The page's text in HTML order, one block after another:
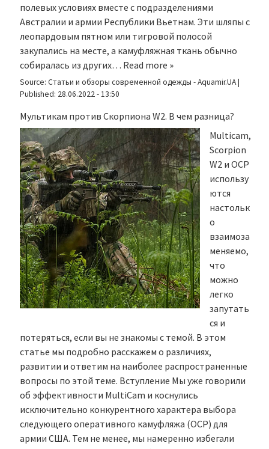
полевых условиях вместе с подразделениями
Австралии и армии Республики Вьетнам. Эти шляпы с
леопардовым пятном или тигровой полосой
закупались на месте, а камуфляжная ткань обычно
собиралась из других… Read more »
Source: Статьи и обзоры современной одежды - Aquamir.UA|
Published: 28.06.2022 - 13:50
Мультикам против Скорпиона W2. В чем разница?
Multicam,
Scorpion
W2 и OCP
использу
ются
настольк
о
взаимоза
меняемо,
что
можно
легко
запутать
ся и
потеряться, если вы не знакомы с темой. В этом
статье мы подробно расскажем о различиях,
развитии и ответим на наиболее распространенные
вопросы по этой теме. Вступление Мы уже говорили
об эффективности MultiCam и коснулись
исключительно конкурентного характера выбора
следующего оперативного камуфляжа (OCP) для
армии США. Тем не менее, мы намеренно избегали